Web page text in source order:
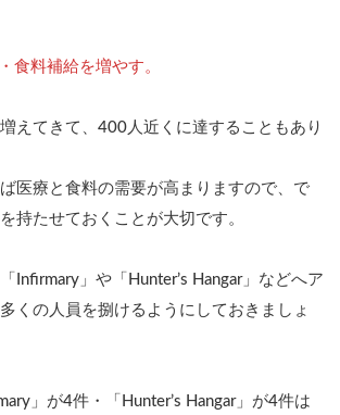
料補給を増やす。
えてきて、400人近くに達することもあり
医療と食料の需要が高まりますので、で
持たせておくことが大切です。
Infirmary」や「Hunter’s Hangar」などへア
くの人員を捌けるようにしておきましょ
」が4件・「Hunter’s Hangar」が4件は